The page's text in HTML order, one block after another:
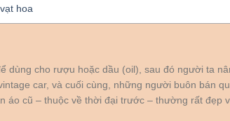
hoa
dùng cho rượu hoặc dầu (oil), sau đó người ta
car, và cuối cùng, những người buôn bán
áo cũ – thuộc về thời đại trước – thường rất đẹp